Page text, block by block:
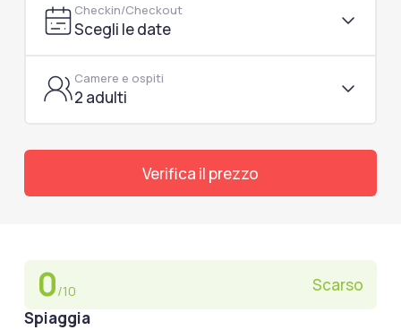
Checkin/Checkout
Scegli le date
Camere e ospiti
2 adulti
Verifica il prezzo
0/10
Scarso
Spiaggia